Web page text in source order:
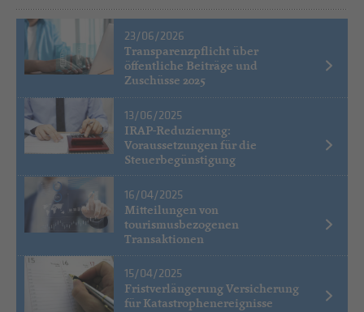
23/06/2026
Transparenzpflicht über
öffentliche Beiträge und
Zuschüsse 2025
13/06/2025
IRAP-Reduzierung:
Voraussetzungen für die
Steuerbegünstigung
16/04/2025
Mitteilungen von
tourismusbezogenen
Transaktionen
15/04/2025
Fristverlängerung Versicherung
für Katastrophenereignisse